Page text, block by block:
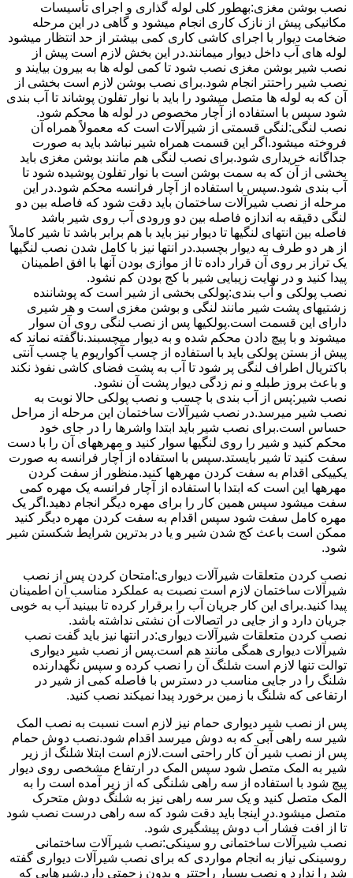
نصب بوشن مغزی:بهطور کلی لوله گذاری و اجرای تأسیسات
مکانیکی پیش از نازک کاری انجام میشود و گاهی در این مرحله
ضخامت دیوار با اجرای کاشی کاری کمی بیشتر از حد انتظار میشود
لوله های آب داخل دیوار میمانند.در این بخش لازم است پیش از
نصب شیر بوشن مغزی نصب شود تا کمی لوله ها به بیرون بیایند و
نصب شیر راحتتر انجام شود.برای نصب بوشن لازم است بخشی از
آن که به لوله ها متصل میشود را باید با نوار تفلون پوشاند تا آب بندی
شود سپس با استفاده از آچار مخصوص در لوله ها محکم شود.
نصب لنگی:لنگی قسمتی از شیرآلات است که معمولاً همراه آن
فروخته میشود.اگر این قسمت همراه شیر نباشد باید به صورت
جداگانه خریداری شود.برای نصب لنگی هم مانند بوشن مغزی باید
بخشی از آن که به سمت بوشن است با نوار تفلون پوشیده شود تا
آب بندی شود.سپس با استفاده از آچار فرانسه محکم شود.در این
مرحله از نصب شیرآلات ساختمان باید دقت شود که فاصله بین دو
لنگی دقیقه به اندازه فاصله بین دو ورودی آب روی شیر باشد
فاصله بین انتهای لنگیها تا دیوار نیز باید با هم برابر باشد تا شیر کاملاً
از هر دو طرف به دیوار بچسبد.در انتها نیز با کامل شدن نصب لنگیها
یک تراز بر روی آن قرار داده تا از موازی بودن آنها با افق اطمینان
پیدا کنید و در نهایت زیبایی شیر با کج بودن کم نشود.
نصب پولکی و آب بندی:پولکی بخشی از شیر است که پوشاننده
زشتیهای پشت شیر مانند لنگی و بوشن مغزی است و هر شیری
دارای این قسمت است.پولکیها پس از نصب لنگی روی آن سوار
میشوند و با پیچ دادن محکم شده و به دیوار میچسبند.ناگفته نماند که
پیش از بستن پولکی باید با استفاده از چسب آکواریوم یا چسب آنتی
باکتریال اطراف لنگی پر شود تا آب به پشت فضای کاشی نفوذ نکند
و باعث بروز طبله و نم زدگی دیوار پشت آن نشود.
نصب شیر:پس از آب بندی با چسب و نصب پولکی حالا نوبت به
نصب شیر میرسد.در نصب شیرآلات ساختمان این مرحله از مراحل
حساس است.برای نصب شیر باید ابتدا واشرها را در جای خود
محکم کنید و شیر را روی لنگیها سوار کنید و مهرههای آن را با دست
سفت کنید تا شیر بایستد.سپس با استفاده از آچار فرانسه به صورت
یکییکی اقدام به سفت کردن مهرهها کنید.منظور از سفت کردن
مهرهها این است که ابتدا با استفاده از آچار فرانسه یک مهره کمی
سفت میشود سپس همین کار را برای مهره دیگر انجام دهید.اگر یک
مهره کامل سفت شود سپس اقدام به سفت کردن مهره دیگر کنید
ممکن است باعث کج شدن شیر و یا در بدترین شرایط شکستن شیر
شود.
نصب کردن متعلقات شیرآلات دیواری:امتحان کردن پس از نصب
شیرآلات ساختمان لازم است نصبت به عملکرد مناسب آن اطمینان
پیدا کنید.برای این کار جریان آب را برقرار کرده تا ببینید آب به خوبی
جریان دارد و از جایی در اتصالات آن نشتی نداشته باشد.
نصب کردن متعلقات شیرآلات دیواری:در انتها نیز باید گفت نصب
شیرآلات دیواری همگی مانند هم است.پس از نصب شیر دیواری
توالت تنها لازم است شلنگ آن را نصب کرده و سپس نگهدارنده
شلنگ را در جایی مناسب در دسترس با فاصله کمی از شیر در
ارتفاعی که شلنگ با زمین برخورد پیدا نمیکند نصب کنید.
پس از نصب شیر دیواری حمام نیز لازم است نسبت به نصب المک
شیر سه راهی آبی که به دوش میرسد اقدام شود.نصب دوش حمام
پس از نصب شیر آن کار راحتی است.لازم است ابتلا شلنگ از زیر
شیر به المک متصل شود سپس المک در ارتفاع مشخصی روی دیوار
پیچ شود با استفاده از سه راهی شلنگی که از زیر آمده است را به
المک متصل کنید و یک سر سه راهی نیز به شلنگ دوش متحرک
متصل میشود.در اینجا باید دقت شود که سه راهی درست نصب شود
تا از افت فشار آب دوش پیشگیری شود.
نصب شیرآلات ساختمانی رو سینکی:نصب شیرآلات ساختمانی
روسینکی نیاز به انجام مواردی که برای نصب شیرآلات دیواری گفته
شد را ندارد و نصب بسیار راحتتر و بدون زحمتی دارد.شیرهایی که